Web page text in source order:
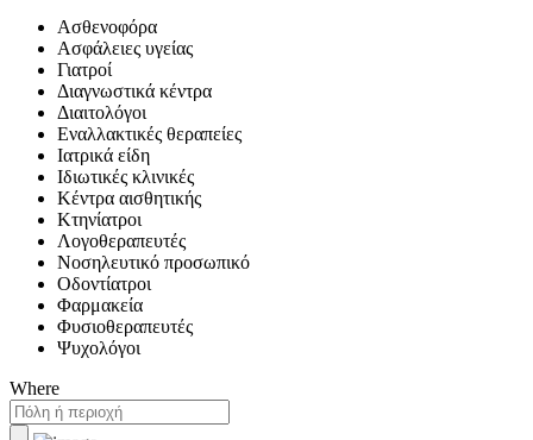
Ασθενοφόρα
Ασφάλειες υγείας
Γιατροί
Διαγνωστικά κέντρα
Διαιτολόγοι
Εναλλακτικές θεραπείες
Ιατρικά είδη
Ιδιωτικές κλινικές
Κέντρα αισθητικής
Κτηνίατροι
Λογοθεραπευτές
Νοσηλευτικό προσωπικό
Οδοντίατροι
Φαρμακεία
Φυσιοθεραπευτές
Ψυχολόγοι
Where